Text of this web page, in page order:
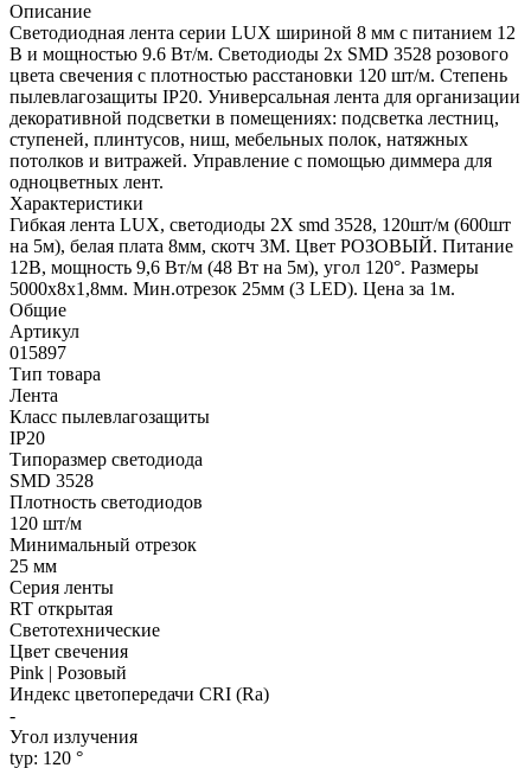
Описание
Светодиодная лента серии LUX шириной 8 мм с питанием 12
В и мощностью 9.6 Вт/м. Светодиоды 2x SMD 3528 розового
цвета свечения с плотностью расстановки 120 шт/м. Степень
пылевлагозащиты IP20. Универсальная лента для организации
декоративной подсветки в помещениях: подсветка лестниц,
ступеней, плинтусов, ниш, мебельных полок, натяжных
потолков и витражей. Управление с помощью диммера для
одноцветных лент.
Характеристики
Гибкая лента LUX, светодиоды 2Х smd 3528, 120шт/м (600шт
на 5м), белая плата 8мм, скотч 3М. Цвет РОЗОВЫЙ. Питание
12В, мощность 9,6 Вт/м (48 Вт на 5м), угол 120°. Размеры
5000х8х1,8мм. Мин.отрезок 25мм (3 LED). Цена за 1м.
Общие
Артикул
015897
Тип товара
Лента
Класс пылевлагозащиты
IP20
Типоразмер светодиода
SMD 3528
Плотность светодиодов
120 шт/м
Минимальный отрезок
25 мм
Серия ленты
RT открытая
Светотехнические
Цвет свечения
Pink | Розовый
Индекс цветопередачи CRI (Ra)
-
Угол излучения
typ: 120 °